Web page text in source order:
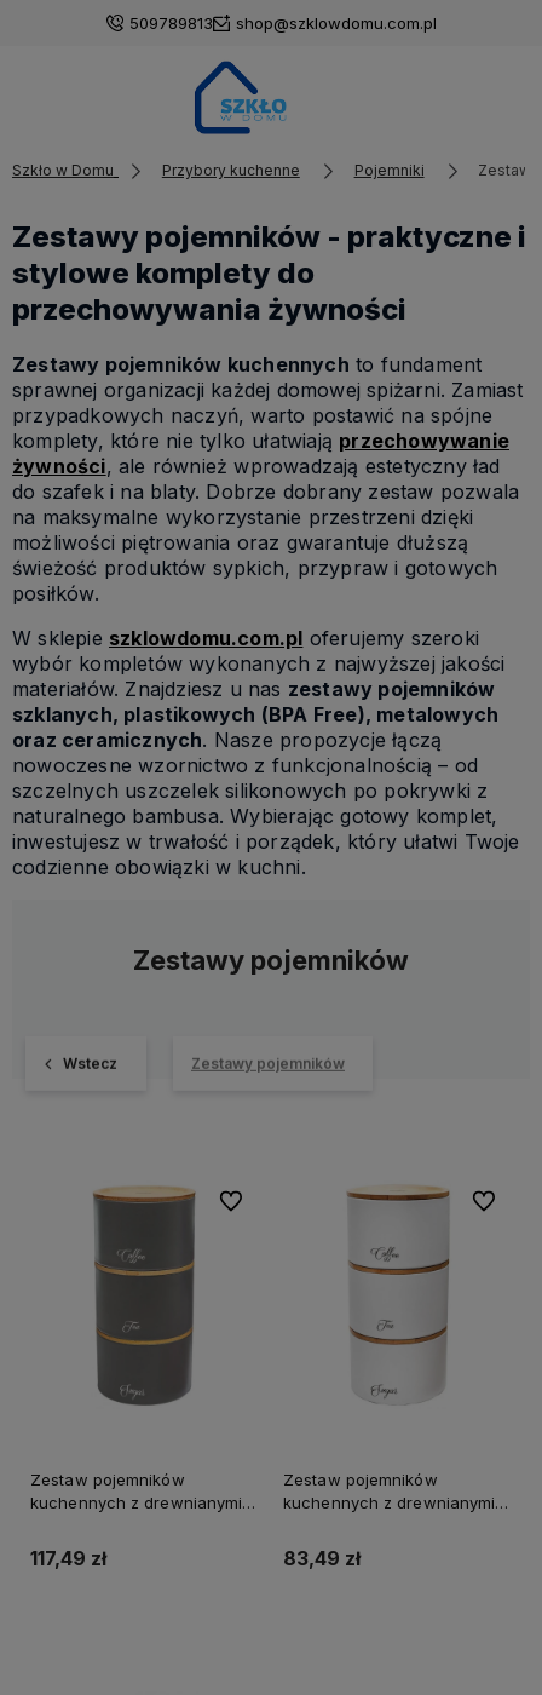
509789813 shop@szklowdomu.com.pl
Szkło w Domu Przybory kuchenne Pojemniki
Zestawy pojemników - praktyczne i
stylowe komplety do
przechowywania żywności
Zestawy pojemników kuchennych to fundament
sprawnej organizacji każdej domowej spiżarni. Zamiast
przypadkowych naczyń, warto postawić na spójne
komplety, które nie tylko ułatwiają przechowywanie
żywności, ale również wprowadzają estetyczny ład
do szafek i na blaty. Dobrze dobrany zestaw pozwala
na maksymalne wykorzystanie przestrzeni dzięki
możliwości piętrowania oraz gwarantuje dłuższą
świeżość produktów sypkich, przypraw i gotowych
posiłków.
W sklepie szklowdomu.com.pl oferujemy szeroki
wybór kompletów wykonanych z najwyższej jakości
materiałów. Znajdziesz u nas zestawy pojemników
szklanych, plastikowych (BPA Free), metalowych
oraz ceramicznych. Nasze propozycje łączą
nowoczesne wzornictwo z funkcjonalnością – od
szczelnych uszczelek silikonowych po pokrywki z
naturalnego bambusa. Wybierając gotowy komplet,
inwestujesz w trwałość i porządek, który ułatwi Twoje
codzienne obowiązki w kuchni.
Zestawy pojemników
Wstecz Zestawy pojemników
Zestaw pojemników
kuchennych z drewnianymi
szary
117,49 zł
Do ulubionych
Zestaw pojemników
kuchennych z drewnianymi
83,49 zł
Do